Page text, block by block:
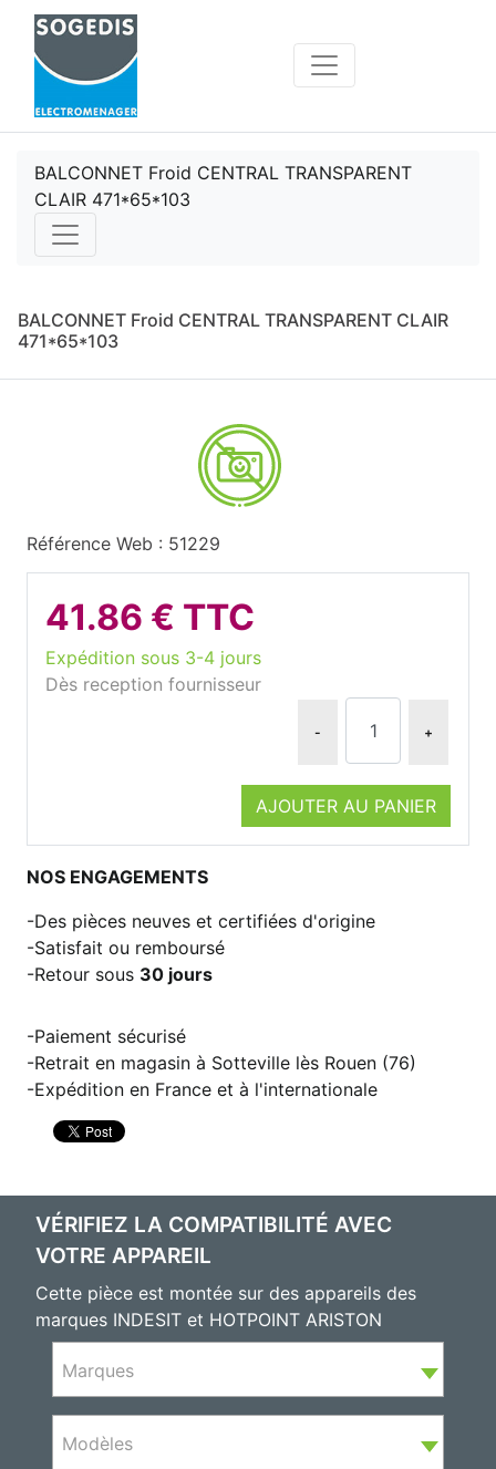
BALCONNET Froid CENTRAL TRANSPARENT
CLAIR 471*65*103
BALCONNET Froid CENTRAL TRANSPARENT CLAIR
471*65*103
Référence Web : 51229
41.86 € TTC
Expédition sous 3-4 jours
Dès reception fournisseur
- +
AJOUTER AU PANIER
NOS ENGAGEMENTS
Des pièces neuves et certifiées d'origine
Satisfait ou remboursé
Retour sous 30 jours
Paiement sécurisé
Retrait en magasin à Sotteville lès Rouen (76)
Expédition en France et à l'internationale
VÉRIFIEZ LA COMPATIBILITÉ AVEC
VOTRE APPAREIL
Cette pièce est montée sur des appareils des
marques INDESIT et HOTPOINT ARISTON
Marques
Modèles